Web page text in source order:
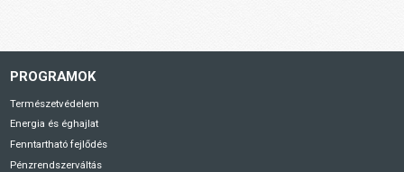
PROGRAMOK
Természetvédelem
Energia és éghajlat
Fenntartható fejlődés
Pénzrendszerváltás